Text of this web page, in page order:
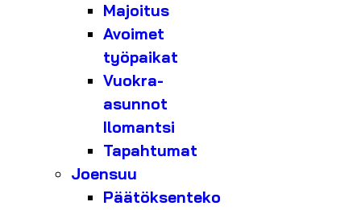
Majoitus
Avoimet
työpaikat
Vuokra-
asunnot
Ilomantsi
Tapahtumat
Joensuu
Päätöksenteko